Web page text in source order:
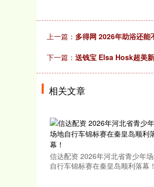
上一篇： 多得网 2026年助浴还
下一篇： 送钱宝 Elsa Hosk超美
相关文章
信达配资 2026年河北省青少年
自行车锦标赛在秦皇岛顺利落幕！